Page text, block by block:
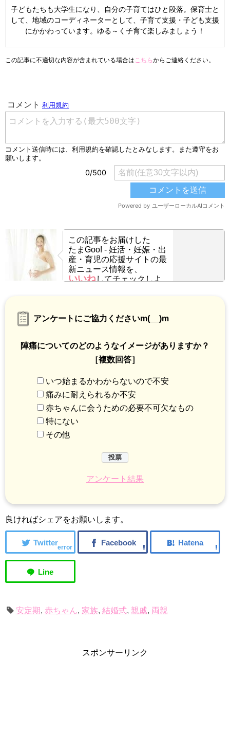
子どもたちも大学生になり、自分の子育てはひと段落。保育士と
して、地域のコーディネーターとして、子育て支援・子ども支援
にかかわっています。ゆる～く子育て楽しみましょう！
この記事に不適切な内容が含まれている場合はこちらからご連絡ください。
この記事をお届けした
たまGoo! - 妊活・妊娠・出
産・育児の応援サイトの最
新ニュース情報を、
いいねしてチェックしよ
アンケートにご協力くださいm(__)m
陣痛についてのどのようなイメージがありますか？
［複数回答］
いつ始まるかわからないので不安
痛みに耐えられるか不安
赤ちゃんに会うための必要不可欠なもの
特にない
その他
アンケート結果
良ければシェアをお願いします。
error
安定期, 赤ちゃん, 家族, 結婚式, 親戚, 両親
スポンサーリンク